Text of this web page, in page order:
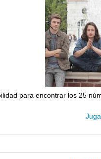
para encontrar los 25